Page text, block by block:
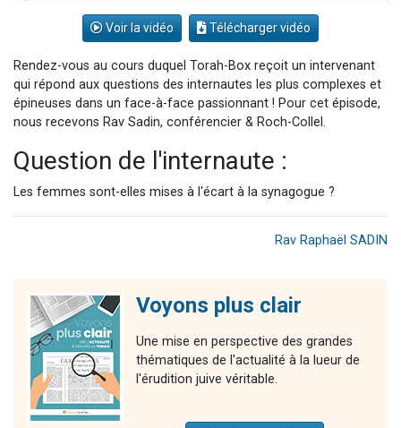
Voir la vidéo Télécharger vidéo
Rendez-vous au cours duquel Torah-Box reçoit un intervenant
qui répond aux questions des internautes les plus complexes et
épineuses dans un face-à-face passionnant ! Pour cet épisode,
nous recevons Rav Sadin, conférencier & Roch-Collel.
Question de l'internaute :
Les femmes sont-elles mises à l'écart à la synagogue ?
Rav Raphaël SADIN
Voyons plus clair
Une mise en perspective des grandes
thématiques de l'actualité à la lueur de
l'érudition juive véritable.